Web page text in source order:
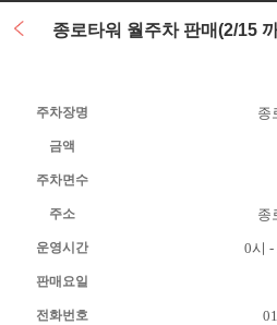
종로타워 월주차 판매(2/15
주차장명 종
금액
주차면수
주소 종
운영시간 0시 -
판매요일
전화번호